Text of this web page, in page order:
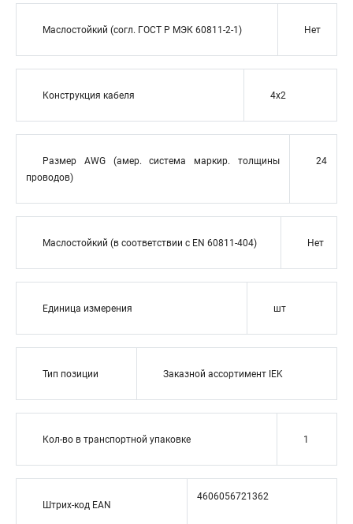
Маслостойкий (согл. ГОСТ Р МЭК 60811-2-1) Нет
Конструкция кабеля 4x2
Размер AWG (амер. система маркир. толщины
проводов)
24
Маслостойкий (в соответствии с EN 60811-404) Нет
Единица измерения шт
Тип позиции Заказной ассортимент IEK
Кол-во в транспортной упаковке 1
Штрих-код EAN
4606056721362